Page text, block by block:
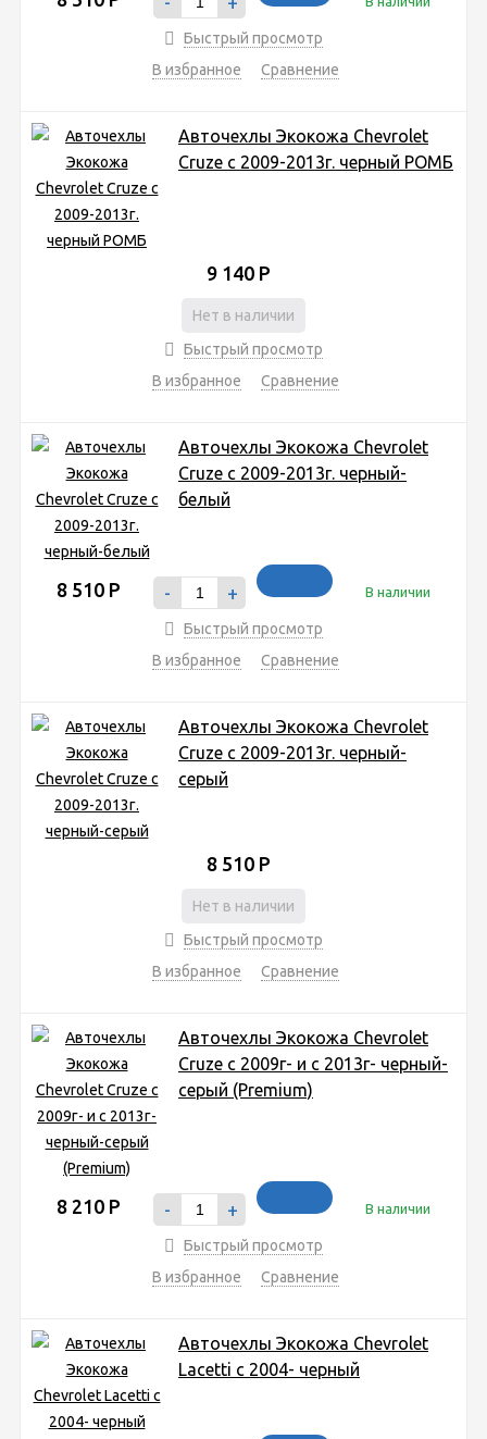
Быстрый просмотр
В избранное
Сравнение
Авточехлы Экокожа Chevrolet
Cruze с 2009-2013г. черный РОМБ
9 140 Р
Нет в наличии
Быстрый просмотр
В избранное
Сравнение
Авточехлы Экокожа Chevrolet
Cruze с 2009-2013г. черный-
белый
8 510 Р - + В наличии
Быстрый просмотр
В избранное
Сравнение
Авточехлы Экокожа Chevrolet
Cruze с 2009-2013г. черный-
серый
8 510 Р
Нет в наличии
Быстрый просмотр
В избранное
Сравнение
Авточехлы Экокожа Chevrolet
Cruze с 2009г- и с 2013г- черный-
серый (Premium)
8 210 Р - + В наличии
Быстрый просмотр
В избранное
Сравнение
Авточехлы Экокожа Chevrolet
Lacetti с 2004- черный